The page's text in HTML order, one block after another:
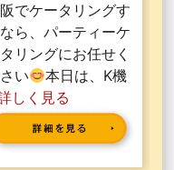
でケータリングす
ら、パーティーケ
リングにお任せく
い
本日は、K機
しく見る